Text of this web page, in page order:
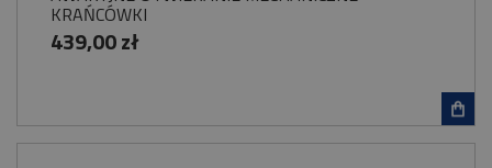
KRAŃCÓWKI
439,00 zł